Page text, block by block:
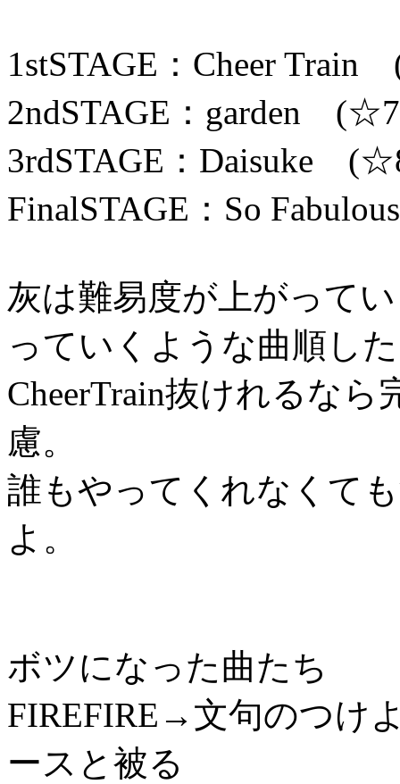
1stSTAGE：Cheer
2ndSTAGE：garden
3rdSTAGE：Daisuke
FinalSTAGE：So
灰は難易度が上がって
っていくような曲順し
CheerTrain抜けれるな
慮。
誰もやってくれなくて
よ。
ボツになった曲たち
FIREFIRE→文句のつけ
ースと被る